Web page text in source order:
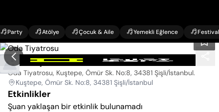
Party Atölye Çocuk & Aile Yemekli Eğlence Festival
Oda Tiyatrosu
Oda Tiyatrosu, Kuştepe, Ömür Sk. No:8, 34381 Şişli/İstanbul.
Kuştepe, Ömür Sk. No:8, 34381 Şişli/İstanbul
Etkinlikler
Şuan yaklaşan bir etkinlik bulunamadı